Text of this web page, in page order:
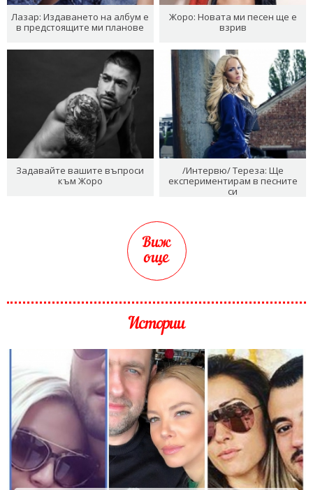
Лазар: Издаването на албум е
в предстоящите ми планове
Жоро: Новата ми песен ще е
взрив
Задавайте вашите въпроси
към Жоро
/Интервю/ Тереза: Ще
експериментирам в песните
си
Виж
още
Истории